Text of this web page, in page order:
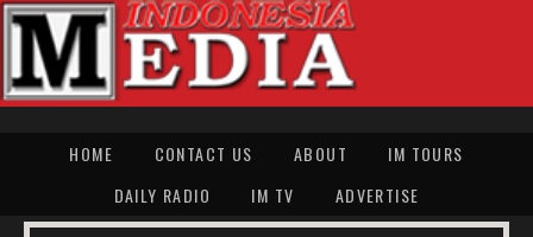
HOME CONTACT US ABOUT
IM TOURS
DAILY RADIO
IM TV ADVERTISE